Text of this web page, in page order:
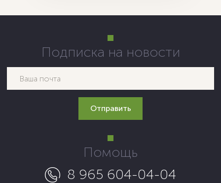
Подписка на новости
Помощь
8 965 604-04-04